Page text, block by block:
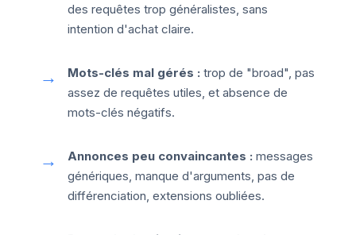
des requêtes trop généralistes, sans
intention d'achat claire.
Mots-clés mal gérés : trop de "broad", pas
assez de requêtes utiles, et absence de
mots-clés négatifs.
Annonces peu convaincantes : messages
génériques, manque d'arguments, pas de
différenciation, extensions oubliées.